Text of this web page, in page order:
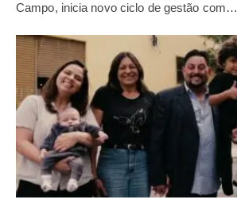
Campo, inicia novo ciclo de gestão com…